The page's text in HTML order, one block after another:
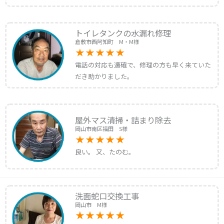
トイレタンクの水漏れ修理
倉敷市西阿知町 M・M様
電話の対応も適確で、修理の方も早く来ていた
だき助かりました。
屋外マス清掃・詰まり除去
岡山市南区福田 S様
良い。 又、たのむ。
洗面蛇口交換工事
岡山市 M様